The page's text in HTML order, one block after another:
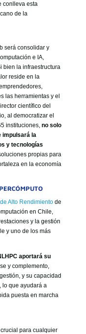
conlleva esta
de la
será consolidar y
e IA,
bien la infraestructura
reside en la
las herramientas y el
científico del
al democratizar el
instituciones, no solo
impulsará la
y tecnologías
propias para
en la economía
Alto Rendimientode
en Chile,
y la gestión
y uno de los más
aportará su
y complemento,
y su capacidad
lo que ayudará a
puesta en marcha
para cualquier